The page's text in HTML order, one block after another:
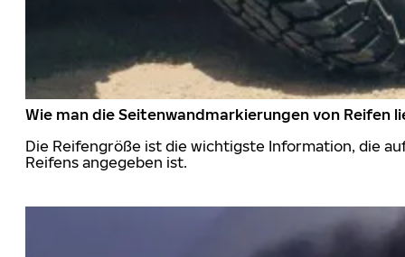
Wie man die Seitenwandmarkierungen von Reifen
Die Reifengröße ist die wichtigste Information, die
Reifens angegeben ist.